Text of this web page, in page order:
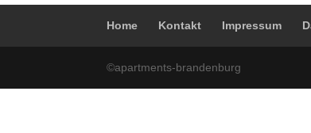
Home Kontakt Impressum
©apartments-brandenburg